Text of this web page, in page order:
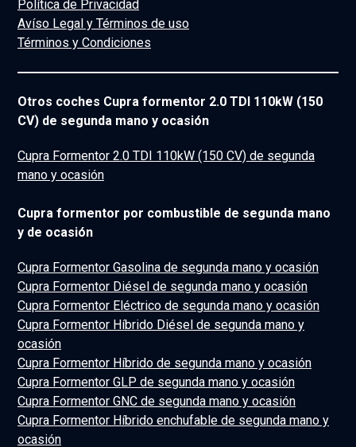
Política de Privacidad
Avíso Legal y Términos de uso
Términos y Condiciones
Otros coches Cupra formentor 2.0 TDI 110kW (150
CV) de segunda mano y ocasión
Cupra Formentor 2.0 TDI 110kW (150 CV) de segunda
mano y ocasión
Cupra formentor por combustible de segunda mano
y de ocasión
Cupra Formentor Gasolina de segunda mano y ocasión
Cupra Formentor Diésel de segunda mano y ocasión
Cupra Formentor Eléctrico de segunda mano y ocasión
Cupra Formentor Híbrido Diésel de segunda mano y
ocasión
Cupra Formentor Híbrido de segunda mano y ocasión
Cupra Formentor GLP de segunda mano y ocasión
Cupra Formentor GNC de segunda mano y ocasión
Cupra Formentor Híbrido enchufable de segunda mano y
ocasión